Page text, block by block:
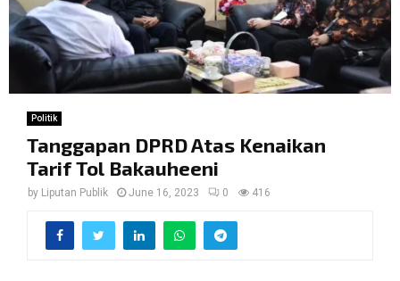
Politik
Tanggapan DPRD Atas Kenaikan
Tarif Tol Bakauheeni
by Liputan Publik June 16, 2023 0 416